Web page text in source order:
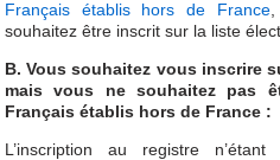
Français établis hors de France,
souhaitez être inscrit sur la liste
B. Vous souhaitez vous inscrire
mais vous ne souhaitez pas
Français établis hors de France :
L’inscription au registre